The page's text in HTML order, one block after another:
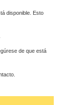
disponible. Esto
de que está